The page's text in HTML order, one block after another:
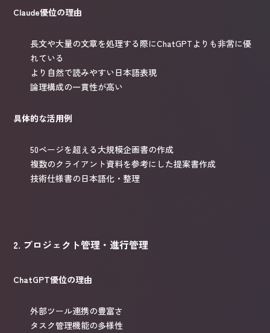
Claude優位の理由
長文や大量の文章を処理する際にChatGPTよりも非常に優
れている
より自然で読みやすい日本語表現
論理構成の一貫性が高い
具体的な活用例
50ページを超える大規模企画書の作成
複数のクライアント資料を参考にした提案書作成
技術仕様書の日本語化・整理
2. プロジェクト管理・進行管理
ChatGPT優位の理由
外部ツール連携の豊富さ
タスク管理機能の多様性